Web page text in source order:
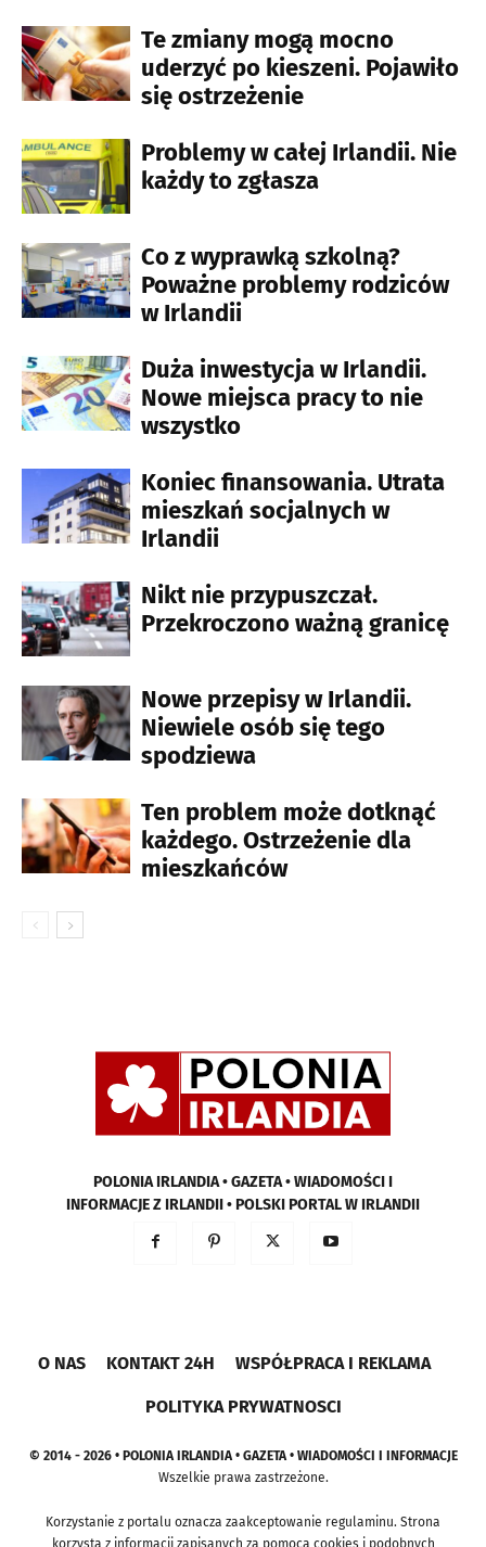
Te zmiany mogą mocno
uderzyć po kieszeni. Pojawiło
się ostrzeżenie
Problemy w całej Irlandii. Nie
każdy to zgłasza
Co z wyprawką szkolną?
Poważne problemy rodziców
w Irlandii
Duża inwestycja w Irlandii.
Nowe miejsca pracy to nie
wszystko
Koniec finansowania. Utrata
mieszkań socjalnych w
Irlandii
Nikt nie przypuszczał.
Przekroczono ważną granicę
Nowe przepisy w Irlandii.
Niewiele osób się tego
spodziewa
Ten problem może dotknąć
każdego. Ostrzeżenie dla
mieszkańców
POLONIA IRLANDIA • GAZETA • WIADOMOŚCI I
INFORMACJE Z IRLANDII • POLSKI PORTAL W IRLANDII
O NAS KONTAKT 24H WSPÓŁPRACA I REKLAMA
POLITYKA PRYWATNOSCI
© 2014 - 2026 • POLONIA IRLANDIA • GAZETA • WIADOMOŚCI I INFORMACJE
Wszelkie prawa zastrzeżone.
Korzystanie z portalu oznacza zaakceptowanie regulaminu. Strona